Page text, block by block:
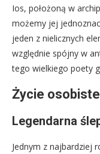
Ios, położoną w
możemy jej
jeden z nielicznych
względnie spójny w
tego wielkiego poety
Życie
Legendarna
Jednym z najbardziej